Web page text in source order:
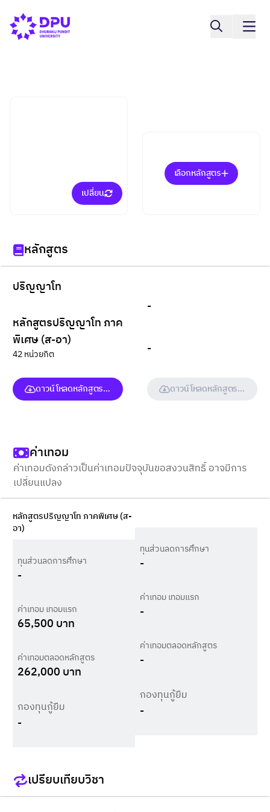
เปลี่ยน
เลือกหลักสูตร
หลักสูตร
ปริญญาโท
หลักสูตรปริญญาโท ภาค
พิเศษ (ส-อา)
42 หน่วยกิต
ดาวน์โหลดหลักสูตร (ฉบับเต็ม)
-
-
ดาวน์โหลดหลักสูตร (ฉบับเต็
ค่าเทอม
ค่าเทอมดังกล่าวเป็นค่าเทอมปัจจุบันขอสงวนสิทธิ์ อาจมีการ
เปลี่ยนแปลง
หลักสูตรปริญญาโท ภาคพิเศษ (ส-
อา)
ทุนส่วนลดการศึกษา
-
ค่าเทอม เทอมแรก
65,500 บาท
ค่าเทอมตลอดหลักสูตร
262,000 บาท
กองทุนกู้ยืม
-
ทุนส่วนลดการศึกษา
-
ค่าเทอม เทอมแรก
-
ค่าเทอมตลอดหลักสูตร
-
กองทุนกู้ยืม
-
เปรียบเทียบวิชา